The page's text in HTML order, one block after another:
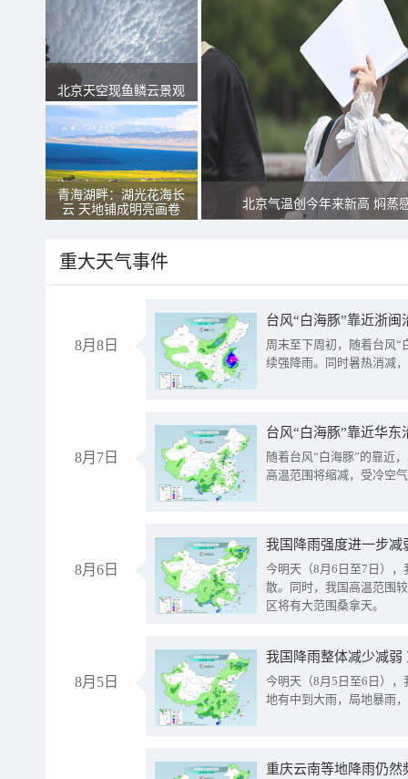
北京天空现鱼鳞云景观
青海湖畔：湖光花海长
云 天地铺成明亮画卷
北京气温创今年来新高 焖蒸
重大天气事件
8月8日
台风“白海豚”靠近浙
周末至下周初，随着台风“
续强降雨。同时暑热消减
8月7日
台风“白海豚”靠近华
随着台风“白海豚”的靠近
高温范围将缩减，受冷空
8月6日
今明天（8月6日至7日）
散。同时，我国高温范围
区将有大范围桑拿天。
8月5日
我国降雨整体减少减弱
今明天（8月5日至6日）
地有中到大雨，局地暴雨
重庆云南等地降雨仍然